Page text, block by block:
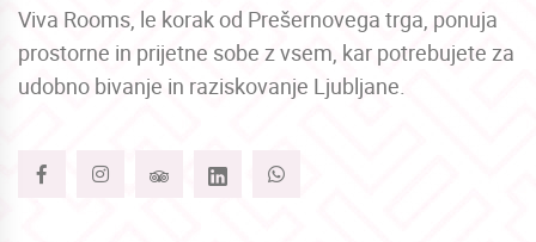
Viva Rooms, le korak od Prešernovega trga, ponuja
prostorne in prijetne sobe z vsem, kar potrebujete za
udobno bivanje in raziskovanje Ljubljane.